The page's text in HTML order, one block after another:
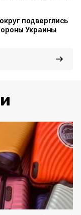
подверглись
Украины